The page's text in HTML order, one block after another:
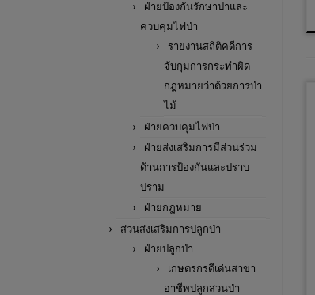
ฝ่ายป้องกันรักษาป่าและ
ควบคุมไฟป่า
รายงานสถิติคดีการ
จับกุมการกระทำผิด
กฎหมายว่าด้วยการป่า
ไม้
ฝ่ายควบคุมไฟป่า
ฝ่ายส่งเสริมการมีส่วนร่วม
ด้านการป้องกันและปราบ
ปราม
ฝ่ายกฎหมาย
ส่วนส่งเสริมการปลูกป่า
ฝ่ายปลูกป่า
เกษตรกรดีเด่นสาขา
อาชีพปลูกสวนป่า